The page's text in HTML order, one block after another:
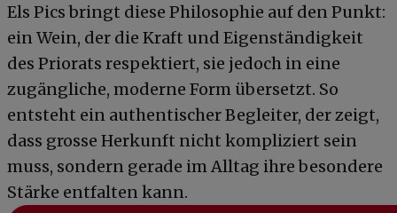
Els Pics bringt diese Philosophie auf den Punkt:
ein Wein, der die Kraft und Eigenständigkeit
des Priorats respektiert, sie jedoch in eine
zugängliche, moderne Form übersetzt. So
entsteht ein authentischer Begleiter, der zeigt,
dass grosse Herkunft nicht kompliziert sein
muss, sondern gerade im Alltag ihre besondere
Stärke entfalten kann.